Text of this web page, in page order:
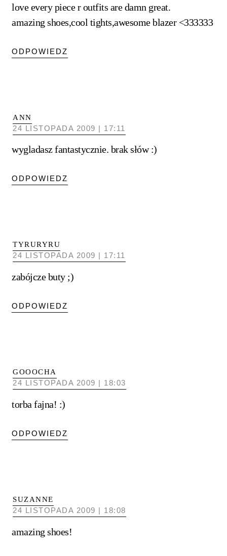
love every piece r outfits are damn great.
amazing shoes,cool tights,awesome blazer <333333
ODPOWIEDZ
ANN
24 LISTOPADA 2009 | 17:11
wygladasz fantastycznie. brak słów :)
ODPOWIEDZ
TYRURYRU
24 LISTOPADA 2009 | 17:11
zabójcze buty ;)
ODPOWIEDZ
GOOOCHA
24 LISTOPADA 2009 | 18:03
torba fajna! :)
ODPOWIEDZ
SUZANNE
24 LISTOPADA 2009 | 18:08
amazing shoes!